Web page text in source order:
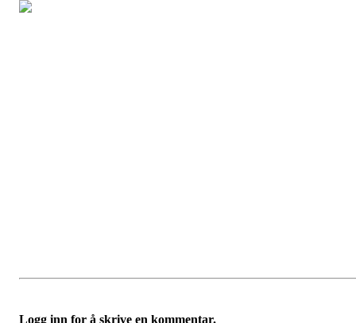
Logg inn for å skrive en kommentar.